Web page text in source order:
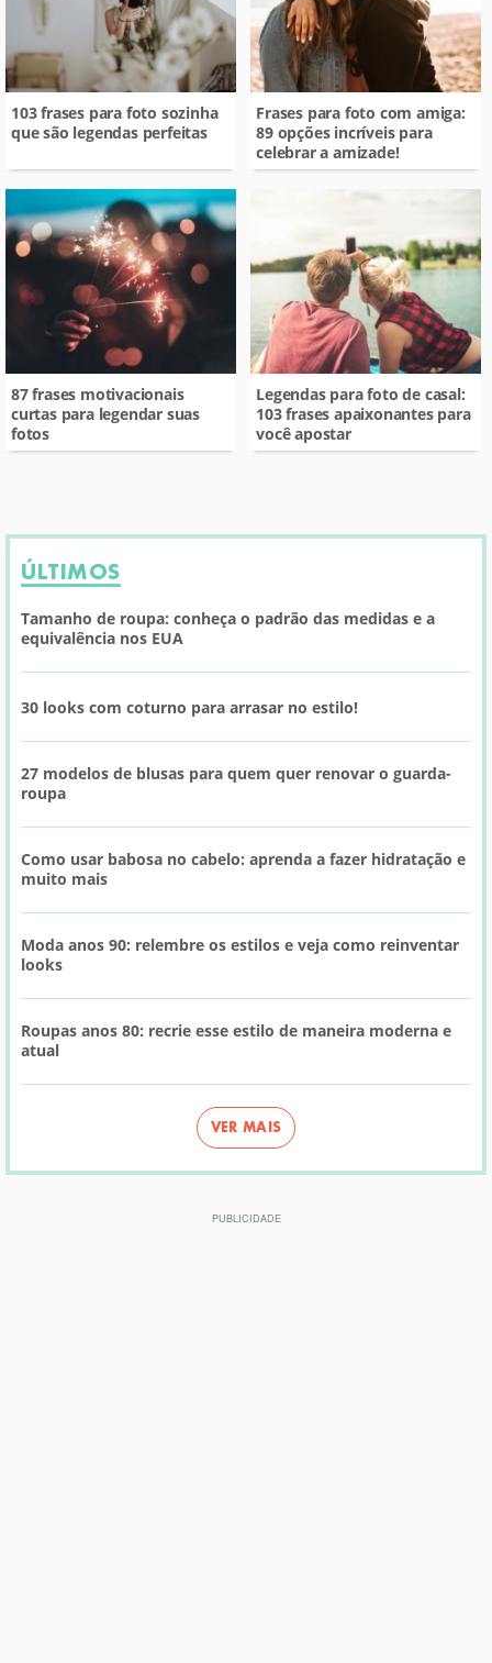
103 frases para foto sozinha
que são legendas perfeitas
Frases para foto com amiga:
89 opções incríveis para
celebrar a amizade!
87 frases motivacionais
curtas para legendar suas
fotos
Legendas para foto de casal:
103 frases apaixonantes para
você apostar
ÚLTIMOS
Tamanho de roupa: conheça o padrão das medidas e a
equivalência nos EUA
30 looks com coturno para arrasar no estilo!
27 modelos de blusas para quem quer renovar o guarda-
roupa
Como usar babosa no cabelo: aprenda a fazer hidratação e
muito mais
Moda anos 90: relembre os estilos e veja como reinventar
looks
Roupas anos 80: recrie esse estilo de maneira moderna e
atual
VER MAIS